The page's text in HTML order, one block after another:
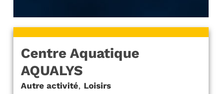
Centre Aquatique
AQUALYS
Autre activité, Loisirs